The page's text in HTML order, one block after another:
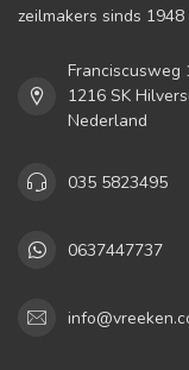
zeilmakers sinds 1948
Franciscusweg
1216 SK
Nederland
035 5823495
0637447737